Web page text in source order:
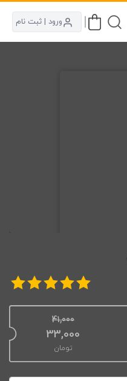
ورود | ثبت نام
41,000
قیمت اصلی: 41,000تومان بود.
33,000
تومان
قیمت فعلی: 33,000تومان.